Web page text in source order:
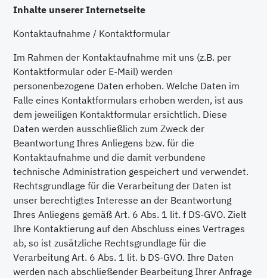
Inhalte unserer Internetseite
Kontaktaufnahme / Kontaktformular
Im Rahmen der Kontaktaufnahme mit uns (z.B. per
Kontaktformular oder E-Mail) werden
personenbezogene Daten erhoben. Welche Daten im
Falle eines Kontaktformulars erhoben werden, ist aus
dem jeweiligen Kontaktformular ersichtlich. Diese
Daten werden ausschließlich zum Zweck der
Beantwortung Ihres Anliegens bzw. für die
Kontaktaufnahme und die damit verbundene
technische Administration gespeichert und verwendet.
Rechtsgrundlage für die Verarbeitung der Daten ist
unser berechtigtes Interesse an der Beantwortung
Ihres Anliegens gemäß Art. 6 Abs. 1 lit. f DS-GVO. Zielt
Ihre Kontaktierung auf den Abschluss eines Vertrages
ab, so ist zusätzliche Rechtsgrundlage für die
Verarbeitung Art. 6 Abs. 1 lit. b DS-GVO. Ihre Daten
werden nach abschließender Bearbeitung Ihrer Anfrage